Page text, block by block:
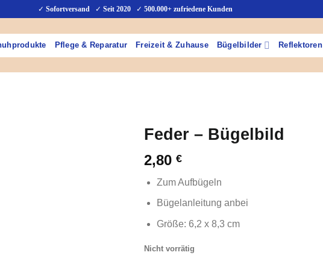
✓ Sofortversand ✓ Seit 2020✓ 500.000+ zufriedene Kunden
Pflege & Reparatur Freizeit & Zuhause Bügelbilder Reflektoren
Feder – Bügelbild
2,80 €
Zum Aufbügeln
Bügelanleitung anbei
Größe: 6,2 x 8,3 cm
Nicht vorrätig